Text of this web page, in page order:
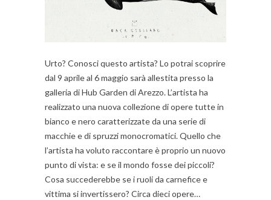
Urto? Conosci questo artista? Lo potrai scoprire
dal 9 aprile al 6 maggio sarà allestita presso la
galleria di Hub Garden di Arezzo. L’artista ha
realizzato una nuova collezione di opere tutte in
bianco e nero caratterizzate da una serie di
macchie e di spruzzi monocromatici. Quello che
l’artista ha voluto raccontare è proprio un nuovo
punto di vista: e se il mondo fosse dei piccoli?
Cosa succederebbe se i ruoli da carnefice e
vittima si invertissero? Circa dieci opere…